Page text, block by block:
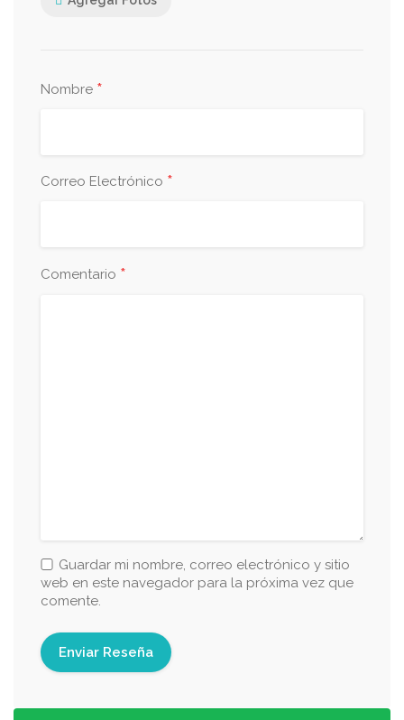
Nombre *
Correo Electrónico *
Comentario *
Guardar mi nombre, correo electrónico y sitio
web en este navegador para la próxima vez que
comente.